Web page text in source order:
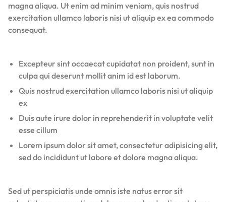
magna aliqua. Ut enim ad minim veniam, quis nostrud
exercitation ullamco laboris nisi ut aliquip ex ea commodo
consequat.
Excepteur sint occaecat cupidatat non proident, sunt in
culpa qui deserunt mollit anim id est laborum.
Quis nostrud exercitation ullamco laboris nisi ut aliquip
ex
Duis aute irure dolor in reprehenderit in voluptate velit
esse cillum
Lorem ipsum dolor sit amet, consectetur adipisicing elit,
sed do incididunt ut labore et dolore magna aliqua.
Sed ut perspiciatis unde omnis iste natus error sit